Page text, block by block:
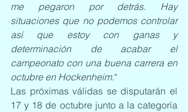
me pegaron por detrás. Hay
situaciones que no podemos controlar
así que estoy con ganas y
determinación de acabar el
campeonato con una buena carrera en
octubre en Hockenheim.“
Las próximas válidas se disputarán el
17 y 18 de octubre junto a la categoría